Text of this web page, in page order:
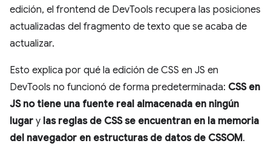
edición, el frontend de DevTools recupera las posiciones
actualizadas del fragmento de texto que se acaba de
actualizar.
Esto explica por qué la edición de CSS en JS en
DevTools no funcionó de forma predeterminada: CSS en
JS no tiene una fuente real almacenada en ningún
lugar y las reglas de CSS se encuentran en la memoria
del navegador en estructuras de datos de CSSOM.